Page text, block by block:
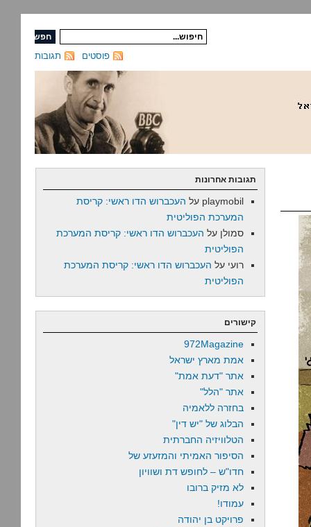
תגובות פוסטים
תגובות אחרונות
playmobil על העכברוש הדו ראשי: קריסת
המערכת הפוליטית
סמולן על העכברוש הדו ראשי: קריסת המערכת
הפוליטית
רועי על העכברוש הדו ראשי: קריסת המערכת
הפוליטית
קישורים
972Magazine
אמת מארץ ישראל
אתר "דעת אמת"
אתר "הלל"
בחזרה ללאמיה
הבלוג של "יש דין"
הטלוויזיה החברתית
הסיפור האמיתי והמזעזע של
חדו"ש – לחופש דת ושוויון
לא מזיק ברובו
עמודו!
פרויקט בן יהודה